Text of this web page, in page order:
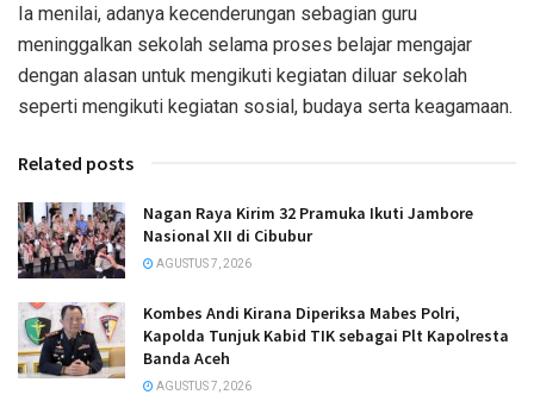
Ia menilai, adanya kecenderungan sebagian guru
meninggalkan sekolah selama proses belajar mengajar
dengan alasan untuk mengikuti kegiatan diluar sekolah
seperti mengikuti kegiatan sosial, budaya serta keagamaan.
Related posts
Nagan Raya Kirim 32 Pramuka Ikuti Jambore
Nasional XII di Cibubur
AGUSTUS 7, 2026
Kombes Andi Kirana Diperiksa Mabes Polri,
Kapolda Tunjuk Kabid TIK sebagai Plt Kapolresta
Banda Aceh
AGUSTUS 7, 2026